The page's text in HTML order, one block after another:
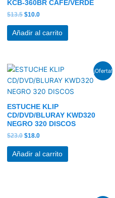
KCB-360BR CAFE/VERDE
$13.5 $10.0
Añadir al carrito
¡Oferta!
ESTUCHE KLIP
CD/DVD/BLURAY KWD320
NEGRO 320 DISCOS
$23.0
El
original
era:
$18.0
El
actual
es:
Añadir al carrito